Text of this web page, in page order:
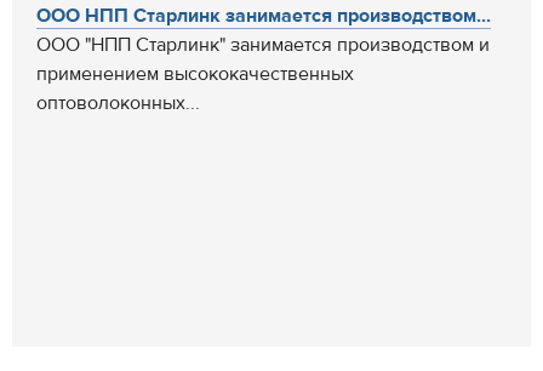
ООО НПП Старлинк занимается производством...
ООО "НПП Старлинк" занимается производством и
применением высококачественных
оптоволоконных...